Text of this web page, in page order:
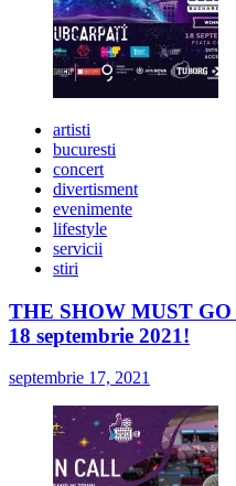
artisti
bucuresti
concert
divertisment
evenimente
lifestyle
servicii
stiri
THE SHOW MUST GO
18 septembrie 2021!
septembrie 17, 2021